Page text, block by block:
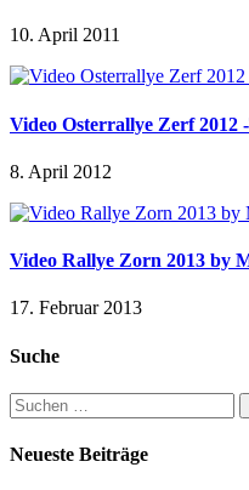
10. April 2011
Video Osterrallye Zerf 2012
8. April 2012
Video Rallye Zorn 2013 by
17. Februar 2013
Suche
Suchen
nach:
Neueste Beiträge